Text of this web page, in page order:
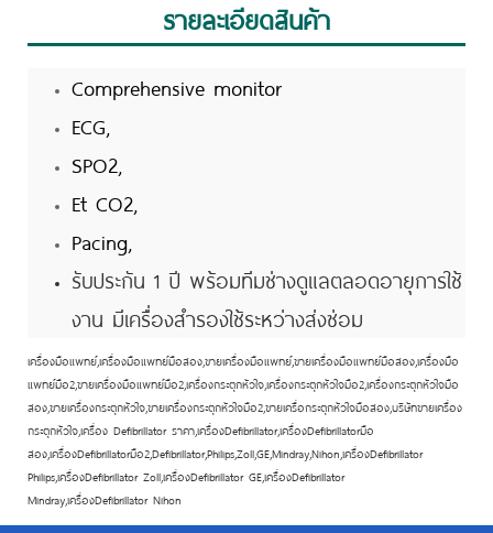
รายละเอียดสินค้า
Comprehensive monitor
ECG,
SPO2,
Et CO2,
Pacing,
รับประกัน 1 ปี พร้อมทีมช่างดูแลตลอดอายุการใช้
งาน มีเครื่องสำรองใช้ระหว่างส่งซ่อม
เครื่องมือแพทย์,เครื่องมือแพทย์มือสอง,ขายเครื่องมือแพทย์,ขายเครื่องมือแพทย์มือสอง,เครื่องมือ
แพทย์มือ2,ขายเครื่องมือแพทย์มือ2,เครื่องกระตุกหัวใจ,เครื่องกระตุกหัวใจมือ2,เครื่องกระตุกหัวใจมือ
สอง,ขายเครื่องกระตุกหัวใจ,ขายเครื่องกระตุกหัวใจมือ2,ขายเครื่อกระตุกหัวใจมือสอง,บริษัทขายเครื่อง
กระตุกหัวใจ,เครื่อง Defibrillator ราคา,เครื่องDefibrillator,เครื่องDefibrillatorมือ
สอง,เครื่องDefibrillatorมือ2,Defibrillator,Philips,Zoll,GE,Mindray,Nihon,เครื่องDefibrillator
Philips,เครื่องDefibrillator Zoll,เครื่องDefibrillator GE,เครื่องDefibrillator
Mindray,เครื่องDefibrillator Nihon